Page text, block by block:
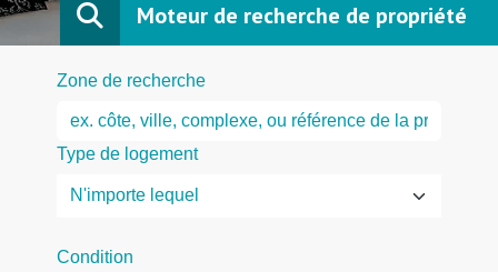
Moteur de recherche de propriété
Zone de recherche
Type de logement
Condition